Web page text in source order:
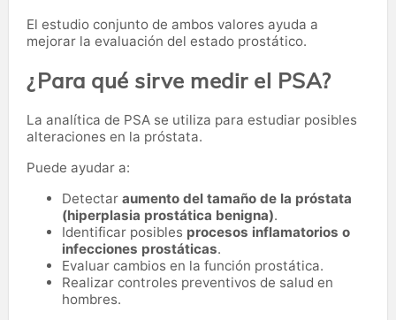
El estudio conjunto de ambos valores ayuda a
mejorar la evaluación del estado prostático.
¿Para qué sirve medir el PSA?
La analítica de PSA se utiliza para estudiar posibles
alteraciones en la próstata.
Puede ayudar a:
Detectar aumento del tamaño de la próstata
(hiperplasia prostática benigna).
Identificar posibles procesos inflamatorios o
infecciones prostáticas.
Evaluar cambios en la función prostática.
Realizar controles preventivos de salud en
hombres.